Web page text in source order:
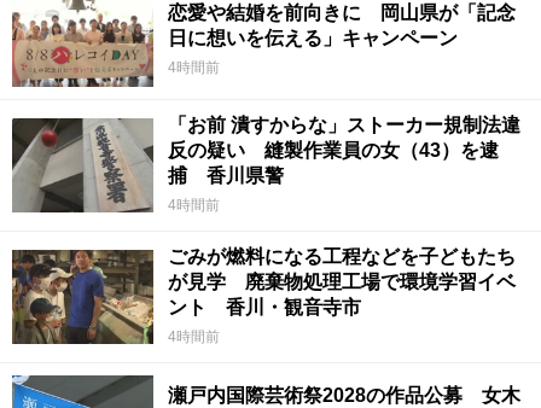
恋愛や結婚を前向きに 岡山県が「記念
日に想いを伝える」キャンペーン
4時間前
「お前 潰すからな」ストーカー規制法違
反の疑い 縫製作業員の女（43）を逮
捕 香川県警
4時間前
ごみが燃料になる工程などを子どもたち
が見学 廃棄物処理工場で環境学習イベ
ント 香川・観音寺市
4時間前
瀬戸内国際芸術祭2028の作品公募 女木